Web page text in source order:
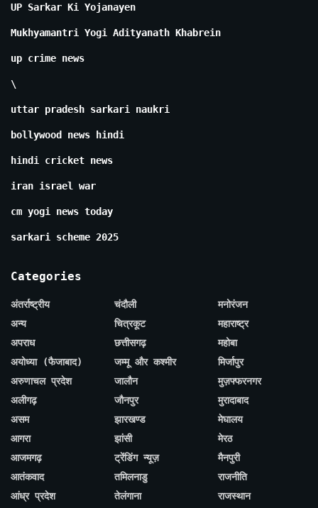
UP Sarkar Ki Yojanayen
Mukhyamantri Yogi Adityanath Khabrein
up crime news
\
uttar pradesh sarkari naukri
bollywood news hindi
hindi cricket news
iran israel war
cm yogi news today
sarkari scheme 2025
Categories
अंतर्राष्ट्रीय
अन्य
अपराध
अयोध्या (फैजाबाद)
अरुणाचल प्रदेश
अलीगढ़
असम
आगरा
आजमगढ़
आतंकवाद
आंध्र प्रदेश
चंदौली
चित्रकूट
छत्तीसगढ़
जम्मू और कश्मीर
जालौन
जौनपुर
झारखण्ड
झांसी
ट्रेंडिंग न्यूज़
तमिलनाडु
तेलंगाना
मनोरंजन
महाराष्ट्र
महोबा
मिर्जापुर
मुज़फ्फरनगर
मुरादाबाद
मेघालय
मेरठ
मैनपुरी
राजनीति
राजस्थान